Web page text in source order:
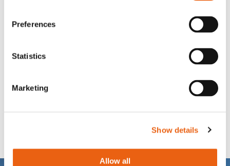
Preferences
Statistics
Marketing
Show details
Allow all